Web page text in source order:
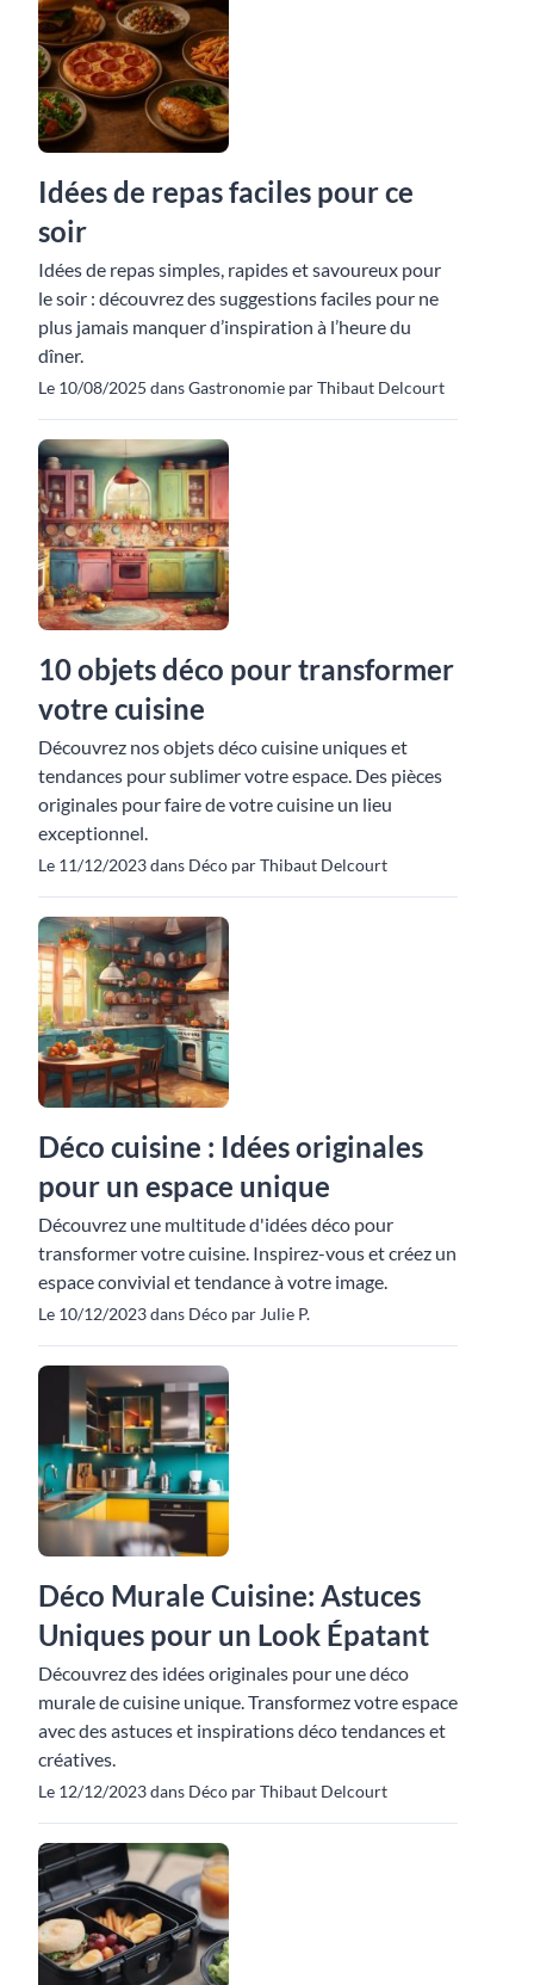
Idées de repas faciles pour ce
soir
Idées de repas simples, rapides et savoureux pour
le soir : découvrez des suggestions faciles pour ne
plus jamais manquer d’inspiration à l’heure du
dîner.
Le 10/08/2025 dans Gastronomie par Thibaut Delcourt
10 objets déco pour transformer
votre cuisine
Découvrez nos objets déco cuisine uniques et
tendances pour sublimer votre espace. Des pièces
originales pour faire de votre cuisine un lieu
exceptionnel.
Le 11/12/2023 dans Déco par Thibaut Delcourt
Déco cuisine : Idées originales
pour un espace unique
Découvrez une multitude d'idées déco pour
transformer votre cuisine. Inspirez-vous et créez un
espace convivial et tendance à votre image.
Le 10/12/2023 dans Déco par Julie P.
Déco Murale Cuisine: Astuces
Uniques pour un Look Épatant
Découvrez des idées originales pour une déco
murale de cuisine unique. Transformez votre espace
avec des astuces et inspirations déco tendances et
créatives.
Le 12/12/2023 dans Déco par Thibaut Delcourt